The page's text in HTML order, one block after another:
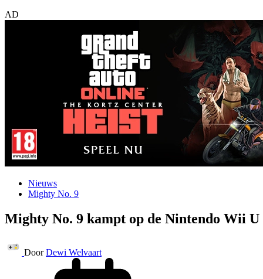
AD
Nieuws
Mighty No. 9
Mighty No. 9 kampt op de Nintendo Wii U
Door Dewi Welvaart